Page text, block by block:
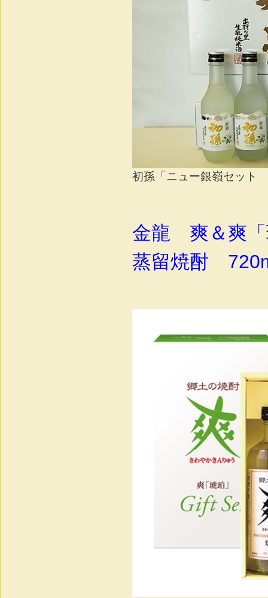
初孫「ニュー銀嶺セッ
金龍 爽＆爽
蒸留焼酎